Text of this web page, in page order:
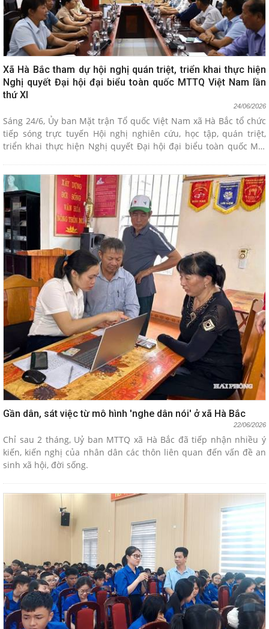
Xã Hà Bắc tham dự hội nghị quán triệt, triển khai thực hiện
Nghị quyết Đại hội đại biểu toàn quốc MTTQ Việt Nam lần
thứ XI
24/06/2026
Sáng 24/6, Ủy ban Mặt trận Tổ quốc Việt Nam xã Hà Bắc tổ chức
tiếp sóng trực tuyến Hội nghị nghiên cứu, học tập, quán triệt,
triển khai thực hiện Nghị quyết Đại hội đại biểu toàn quốc Mặt
Thường trực Ủy ban Trung ương MTTQ Việt Nam tổ chức.
Gần dân, sát việc từ mô hình 'nghe dân nói' ở xã Hà Bắc
22/06/2026
Chỉ sau 2 tháng, Uỷ ban MTTQ xã Hà Bắc đã tiếp nhận nhiều ý
kiến, kiến nghị của nhân dân các thôn liên quan đến vấn đề an
sinh xã hội, đời sống.